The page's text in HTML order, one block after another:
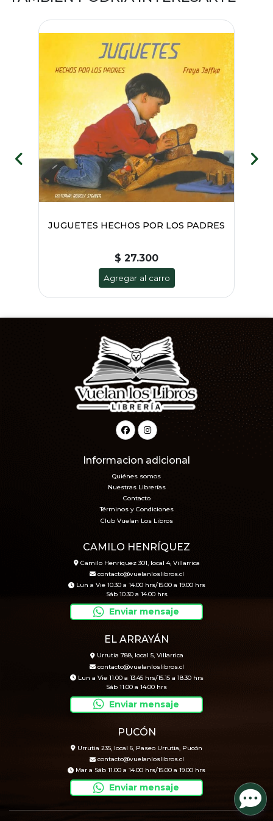
JUGUETES HECHOS POR LOS PADRES
$ 27.300
Agregar al carro
Informacion adicional
Quiénes somos
Nuestras Librerías
Contacto
Términos y Condiciones
Club Vuelan Los Libros
CAMILO HENRÍQUEZ
Camilo Henríquez 301, local 4, Villarrica
contacto@vuelanloslibros.cl
Lun a Vie 10.30 a 14.00 hrs/15.00 a 19.00 hrs
Sáb 10.30 a 14.00 hrs
Enviar mensaje
EL ARRAYÁN
Urrutia 788, local 5, Villarrica
contacto@vuelanloslibros.cl
Lun a Vie 11.00 a 13.45 hrs/15.15 a 18.30 hrs
Sáb 11.00 a 14.00 hrs
Enviar mensaje
PUCÓN
Urrutia 235, local 6, Paseo Urrutia, Pucón
contacto@vuelanloslibros.cl
Mar a Sáb 11.00 a 14.00 hrs/15.00 a 19.00 hrs
Enviar mensaje